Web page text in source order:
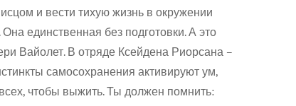
и вести тихую жизнь в окружении
единственная без подготовки. А это
Вайолет. В отряде Ксейдена Риорсана –
самосохранения активируют ум,
чтобы выжить. Ты должен помнить: